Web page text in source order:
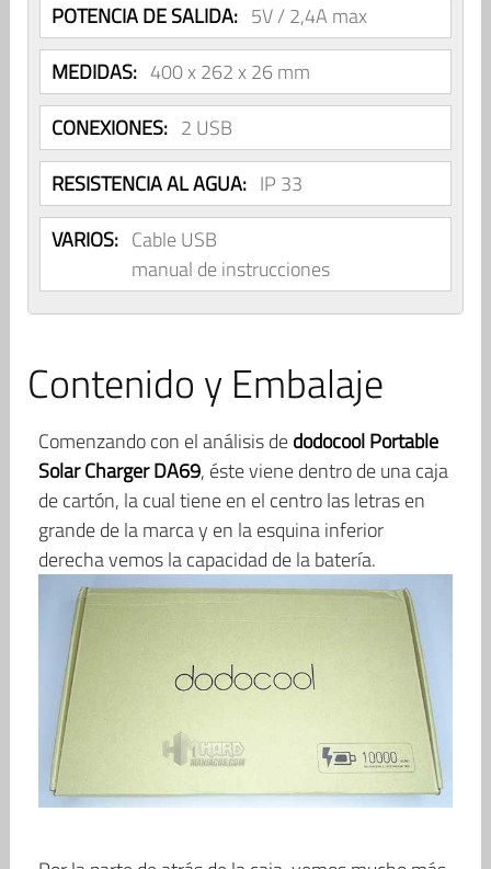
POTENCIA DE SALIDA: 5V / 2,4A max
MEDIDAS: 400 x 262 x 26 mm
CONEXIONES: 2 USB
RESISTENCIA AL AGUA: IP 33
VARIOS: Cable USB
manual de instrucciones
Contenido y Embalaje
Comenzando con el análisis dedodocool Portable
Solar Charger DA69, éste viene dentro de una caja
de cartón, la cual tiene en el centro las letras en
grande de la marca y en la esquina inferior
derecha vemos la capacidad de la batería.